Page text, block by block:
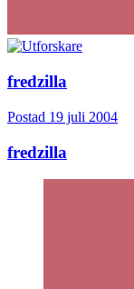
fredzilla
Postad 19 juli 2004
fredzilla